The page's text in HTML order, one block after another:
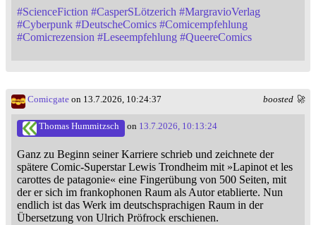
#ScienceFiction #CasperSLötzerich #MargravioVerlag
#Cyberpunk #DeutscheComics #Comicempfehlung
#Comicrezension #Leseempfehlung #QueereComics
boosted 🚀
Comicgate on 13.7.2026, 10:24:37
Thomas Hummitzsch on 13.7.2026, 10:13:24
Ganz zu Beginn seiner Karriere schrieb und zeichnete der
spätere Comic-Superstar Lewis Trondheim mit »Lapinot et les
carottes de patagonie« eine Fingerübung von 500 Seiten, mit
der er sich im frankophonen Raum als Autor etablierte. Nun
endlich ist das Werk im deutschsprachigen Raum in der
Übersetzung von Ulrich Pröfrock erschienen.